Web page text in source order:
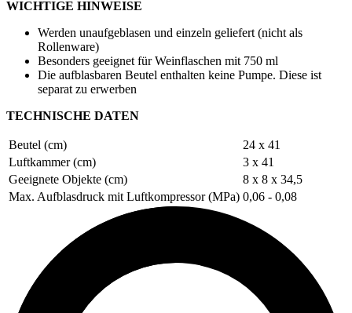
WICHTIGE HINWEISE
Werden unaufgeblasen und einzeln geliefert (nicht als
Rollenware)
Besonders geeignet für Weinflaschen mit 750 ml
Die aufblasbaren Beutel enthalten keine Pumpe. Diese ist
separat zu erwerben
TECHNISCHE DATEN
Beutel (cm)
24 x 41
Luftkammer (cm)
3 x 41
Geeignete Objekte (cm)
8 x 8 x 34,5
Max. Aufblasdruck mit Luftkompressor (MPa) 0,06 - 0,08